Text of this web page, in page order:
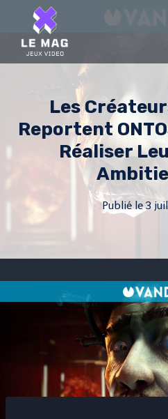
content
Les
Reportent
Réaliser
Publié le3